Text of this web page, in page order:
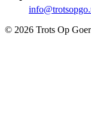
© 2026 Trots Op